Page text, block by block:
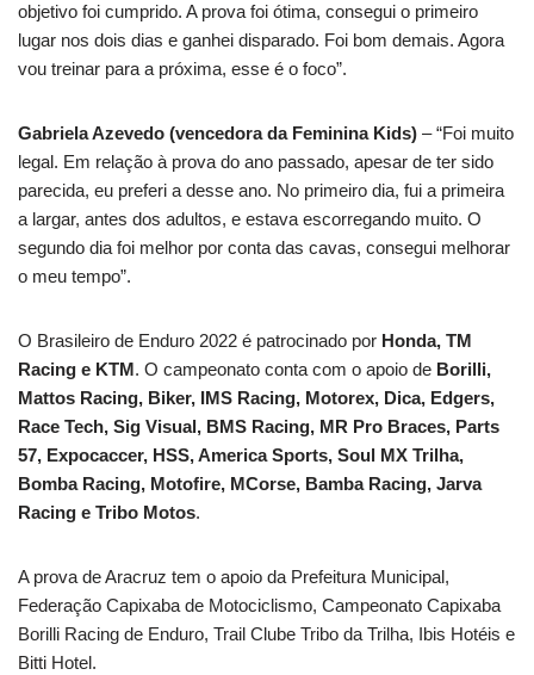
objetivo foi cumprido. A prova foi ótima, consegui o primeiro
lugar nos dois dias e ganhei disparado. Foi bom demais. Agora
vou treinar para a próxima, esse é o foco”.
Gabriela Azevedo (vencedora da Feminina Kids) – “Foi muito
legal. Em relação à prova do ano passado, apesar de ter sido
parecida, eu preferi a desse ano. No primeiro dia, fui a primeira
a largar, antes dos adultos, e estava escorregando muito. O
segundo dia foi melhor por conta das cavas, consegui melhorar
o meu tempo”.
O Brasileiro de Enduro 2022 é patrocinado por Honda, TM
Racing e KTM. O campeonato conta com o apoio de Borilli,
Mattos Racing, Biker, IMS Racing, Motorex, Dica, Edgers,
Race Tech, Sig Visual, BMS Racing, MR Pro Braces, Parts
57, Expocaccer, HSS, America Sports, Soul MX Trilha,
Bomba Racing, Motofire, MCorse, Bamba Racing, Jarva
Racing e Tribo Motos.
A prova de Aracruz tem o apoio da Prefeitura Municipal,
Federação Capixaba de Motociclismo, Campeonato Capixaba
Borilli Racing de Enduro, Trail Clube Tribo da Trilha, Ibis Hotéis e
Bitti Hotel.